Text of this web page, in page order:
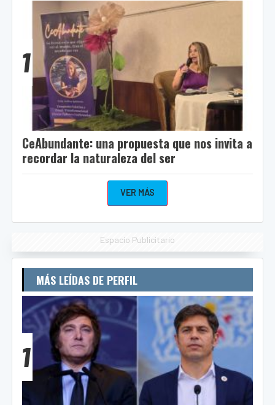
1
CeAbundante: una propuesta que nos invita a
recordar la naturaleza del ser
VER MÁS
Espacio Publicitario
MÁS LEÍDAS DE PERFIL
1